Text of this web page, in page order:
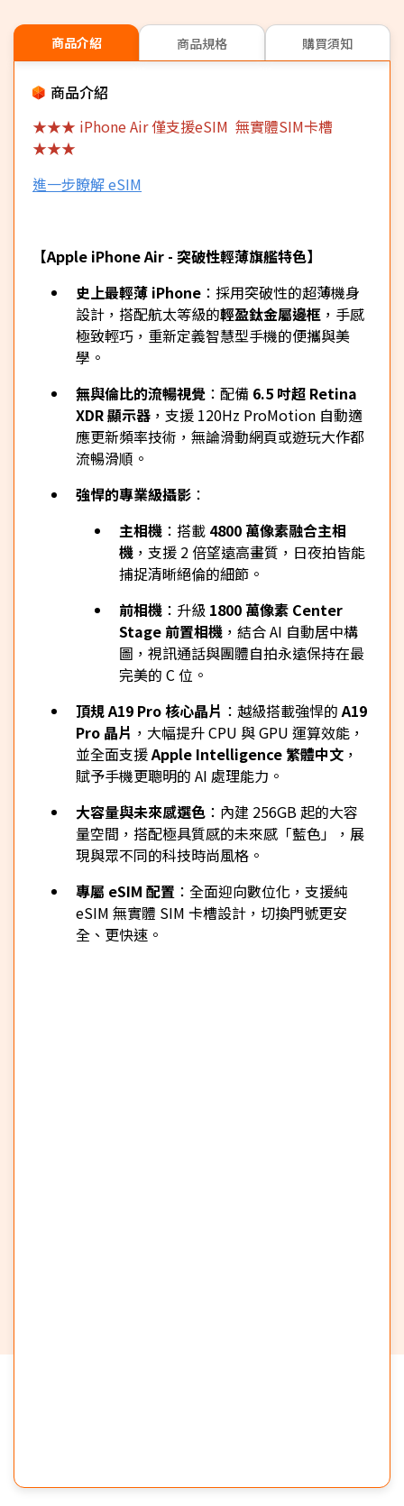
商品介紹 商品規格 購買須知
商品介紹
★★★ iPhone Air僅支援eSIM 無實體SIM卡槽
★★★
進一步瞭解 eSIM
【Apple iPhone Air - 突破性輕薄旗艦特色】
史上最輕薄 iPhone ：採用突破性的超薄機身
設計，搭配航太等級的輕盈鈦金屬邊框 ，手感
極致輕巧，重新定義智慧型手機的便攜與美
學。
無與倫比的流暢視覺 ：配備 6.5 吋超 Retina
XDR 顯示器 ，支援 120Hz ProMotion 自動適
應更新頻率技術，無論滑動網頁或遊玩大作都
流暢滑順。
強悍的專業級攝影 ：
主相機 ：搭載 4800 萬像素融合主相
機 ，支援 2 倍望遠高畫質，日夜拍皆能
捕捉清晰絕倫的細節。
前相機 ：升級 1800 萬像素 Center
Stage 前置相機 ，結合 AI 自動居中構
圖，視訊通話與團體自拍永遠保持在最
完美的 C 位。
頂規 A19 Pro 核心晶片 ：越級搭載強悍的A19
Pro 晶片 ，大幅提升 CPU 與 GPU 運算效能，
並全面支援Apple Intelligence 繁體中文 ，
賦予手機更聰明的 AI 處理能力。
大容量與未來感選色 ：內建 256GB 起的大容
量空間，搭配極具質感的未來感「藍色」，展
現與眾不同的科技時尚風格。
專屬 eSIM 配置 ：全面迎向數位化，支援純
eSIM 無實體 SIM 卡槽設計，切換門號更安
全、更快速。